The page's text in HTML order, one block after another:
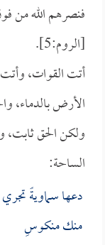
فنصرهم الله من
[الروم:5].
أتت القوات،
الأرض بالدماء،
ولكن الحق ثابت،
الساحة:
دعها سماويةً
منك منكوسِ